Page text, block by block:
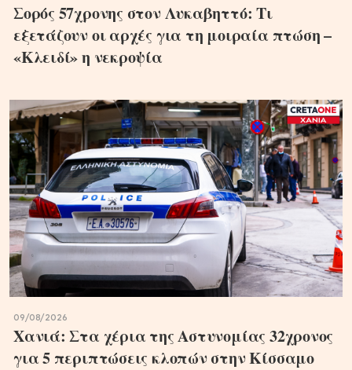
Σορός 57χρονης στον Λυκαβηττό: Τι
εξετάζουν οι αρχές για τη μοιραία πτώση –
«Κλειδί» η νεκροψία
09/08/2026
Χανιά: Στα χέρια της Αστυνομίας 32χρονος
για 5 περιπτώσεις κλοπών στην Κίσσαμο